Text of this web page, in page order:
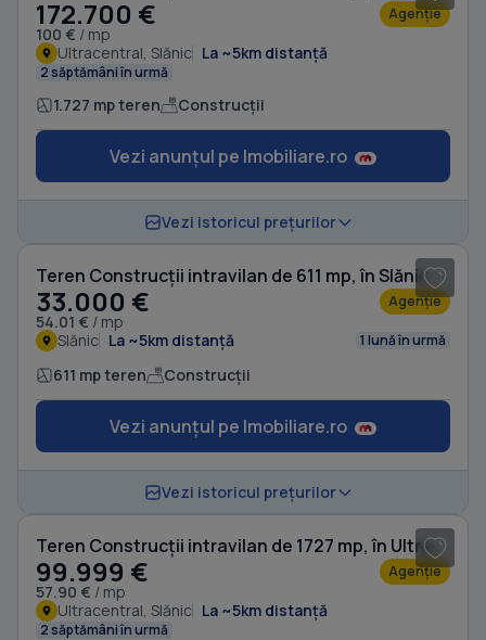
172.700 €
100 € / mp
Agenție
Ultracentral, Slănic La ~5km distanță
2 săptămâni în urmă
1.727 mp teren Construcții
Vezi anunțul pe Imobiliare.ro
Vezi istoricul prețurilor
Teren Construcții intravilan de 611 mp, în Slănic
33.000 €
54.01 € / mp
Agenție
Slănic La ~5km distanță 1 lună în urmă
611 mp teren Construcții
Vezi anunțul pe Imobiliare.ro
Vezi istoricul prețurilor
Teren Construcții intravilan de 1727 mp, în Ultracentral
99.999 €
57.90 € / mp
Agenție
Ultracentral, Slănic La ~5km distanță
2 săptămâni în urmă